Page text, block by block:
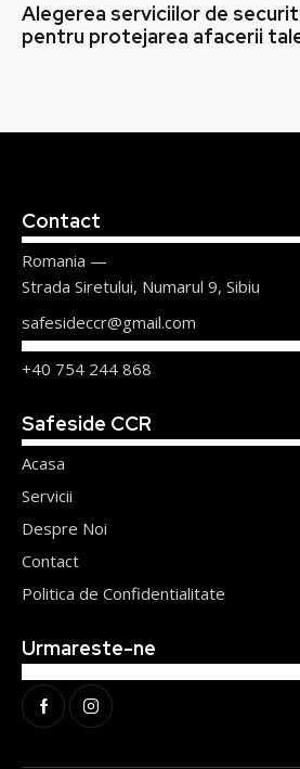
Alegerea serviciilor de
pentru protejarea afacerii
Contact
Romania —
Strada Siretului, Numarul 9, Sibiu
safesideccr@gmail.com
+40 754 244 868
Safeside CCR
Acasa
Servicii
Despre Noi
Contact
Politica de Confidentialitate
Urmareste-ne